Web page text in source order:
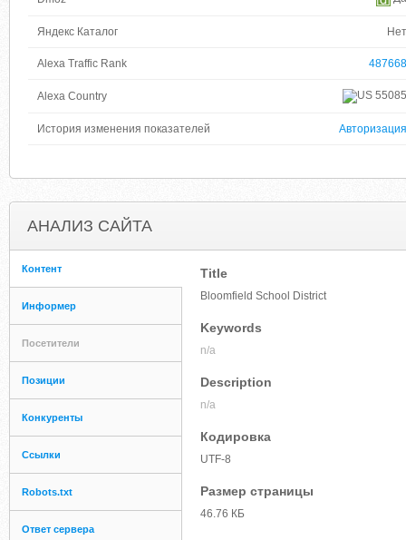
Яндекс Каталог Нет
Alexa Traffic Rank 487668
Alexa Country 55085
История изменения показателей Авторизация
АНАЛИЗ САЙТА
Контент
Информер
Посетители
Позиции
Конкуренты
Ссылки
Robots.txt
Ответ сервера
Title
Bloomfield School District
Keywords
n/a
Description
n/a
Кодировка
UTF-8
Размер страницы
46.76 КБ